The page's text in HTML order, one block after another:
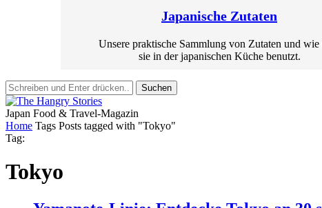
Japanische Zutaten
Unsere praktische Sammlung von Zutaten und wie
sie in der japanischen Küche benutzt.
Suchen
Japan Food & Travel-Magazin
Home Tags Posts tagged with "Tokyo"
Tag:
Tokyo